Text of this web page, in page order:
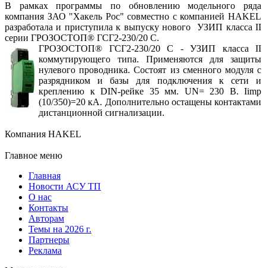
В рамках программы по обновлению модельного ряда
компания ЗАО "Хакель Рос" совместно с компанией HAKEL
разработала и приступила к выпуску нового УЗИП класса II
серии ГРОЗОСТОП® ГСГ2-230/20 С.
ГРОЗОСТОП® ГСГ2-230/20 С - УЗИП класса II
коммутирующего типа. Применяются для защиты
нулевого проводника. Состоят из сменного модуля с
разрядником и базы для подключения к сети и
креплению к DIN-рейке 35 мм. UN= 230 В. Iimp
(10/350)=20 кA. Дополнительно остащены контактами
дистанционной сигнализации.
Компания HAKEL
Главное меню
Главная
Новости АСУ ТП
О нас
Контакты
Авторам
Темы на 2026 г.
Партнеры
Реклама